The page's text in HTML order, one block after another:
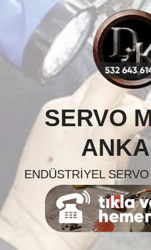
Skip
content
SERVO
ENDÜSTRIYEL